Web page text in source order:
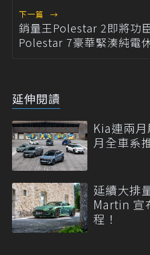
下一篇 →
銷量王Polestar 2即將功
Polestar 7豪華緊湊純電
延伸閱讀
Kia連兩
月全車系
延續大排
Martin 宣
程！